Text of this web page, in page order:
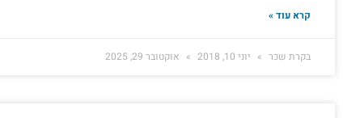
קרא עוד »
בקרת שכר יוני 10, 2018 אוקטובר 29, 2025